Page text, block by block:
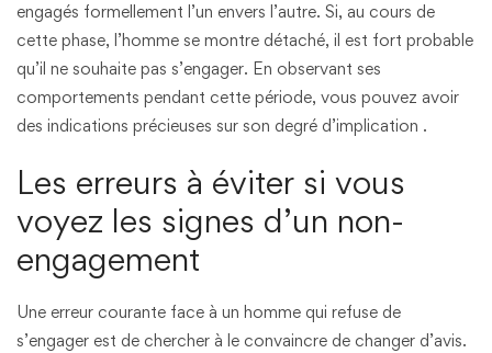
engagés formellement l’un envers l’autre. Si, au cours de
cette phase, l’homme se montre détaché, il est fort probable
qu’il ne souhaite pas s’engager. En observant ses
comportements pendant cette période, vous pouvez avoir
des indications précieuses sur son degré d’implication​ .
Les erreurs à éviter si vous
voyez les signes d’un non-
engagement
Une erreur courante face à un homme qui refuse de
s’engager est de chercher à le convaincre de changer d’avis.